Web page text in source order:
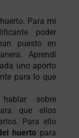
. Para mi
poder
puesto en
Aprendí
uno aporto
para lo que
sobre
que ellos
Para ello
huertopara